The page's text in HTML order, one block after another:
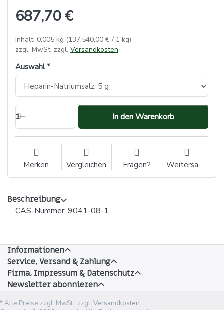
687,70 €
Inhalt: 0,005 kg (137.540,00 € / 1 kg)
zzgl. MwSt. zzgl. Versandkosten
Auswahl
1 In den Warenkorb
Merken Vergleichen Fragen? Weitersagen
Beschreibung
CAS-Nummer: 9041-08-1
Informationen
Service, Versand & Zahlung
Firma, Impressum & Datenschutz
Newsletter abonnieren
* Alle Preise zzgl. MwSt., zzgl. Versandkosten